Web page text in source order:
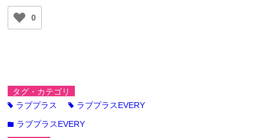
0
タグ・カテゴリ
tag ラブプラス tag ラブプラスEVERY
folder ラブプラスEVERY